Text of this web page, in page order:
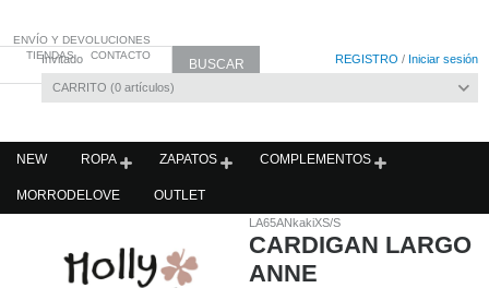
Invitado REGISTRO / Iniciar sesión
CARRITO 0 artículos
ENVÍO Y DEVOLUCIONES
TIENDAS
CONTACTO
NEW ROPA ZAPATOS COMPLEMENTOS
MORRODELOVE OUTLET
LA65ANkakiXS/S
CARDIGAN LARGO
ANNE